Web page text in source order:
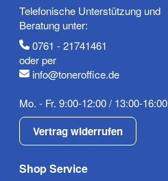
Telefonische Unterstützung und
Beratung unter:
0761 - 21741461
oder per
info@toneroffice.de
Mo. - Fr. 9:00-12:00 / 13:00-16:00
Vertrag widerrufen
Shop Service